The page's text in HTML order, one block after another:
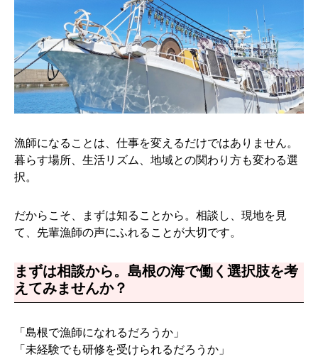
漁師になることは、仕事を変えるだけではありません。
暮らす場所、生活リズム、地域との関わり方も変わる選
択。
だからこそ、まずは知ることから。相談し、現地を見
て、先輩漁師の声にふれることが大切です。
まずは相談から。島根の海で働く選択肢を考
えてみませんか？
「島根で漁師になれるだろうか」
「未経験でも研修を受けられるだろうか」